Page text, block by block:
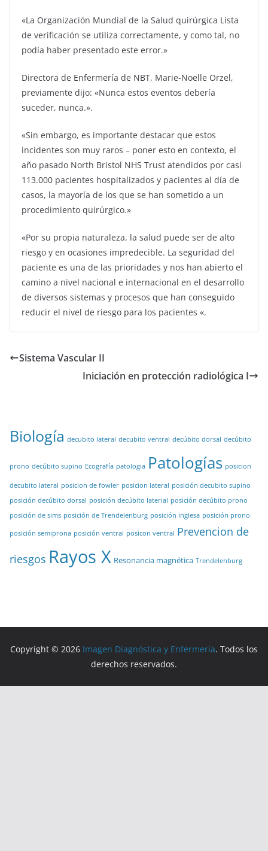
«La Organización Mundial de la Salud quirúrgica Lista
de verificación se utiliza correctamente, y como tal, no
podía haber presentado este error.»
Directora de Enfermería de NBT, Marie-Noelle Orzel,
previamente dijo: «Nunca estos eventos debería
suceder, nunca.».
«Sin embargo, es importante destacar que estos
incidentes son muy raros – poner esto en contexto, el
año pasado North Bristol NHS Trust atendidos por casi
113.000 pacientes hospitalizados y pacientes al día de
casos, la mayoría de los que se han sometido a un
procedimiento quirúrgico.»
«Por su propia naturaleza, la salud puede ser de alto
riesgo y en ocasiones impredecible. La seguridad del
paciente es una de las prioridades y nos han abierto el
camino a nivel nacional e internacional en el desarrollo
de diversos sistemas y procesos que han conseguido
reducir el nivel de riesgo para los pacientes «.
Sistema Vascular II
Iniciación en protección radiológica I
Biología decubito lateral decubito ventral decúbito dorsal decúbito
prono decúbito supino Ecografía patologia Patologías posicion
decubito lateral posicion de fowler posicion lateral posición decubito supino
posición decúbito dorsal posición decúbito laterial posición decúbito prono
posición de sims posición de Trendelenburg posición inglesa posición prono
posición semiprona posición ventral posicon ventral Prevencion de
riesgos Rayos X Resonancia magnética Trendelenburg
Copyright © 2026 Imagen Diagnóstica y Enfermería. Todos los
derechos reservados.